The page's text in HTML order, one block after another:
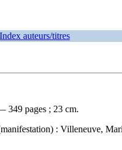
Index auteurs/titres
349 pages ; 23 cm.
: Villeneuve,